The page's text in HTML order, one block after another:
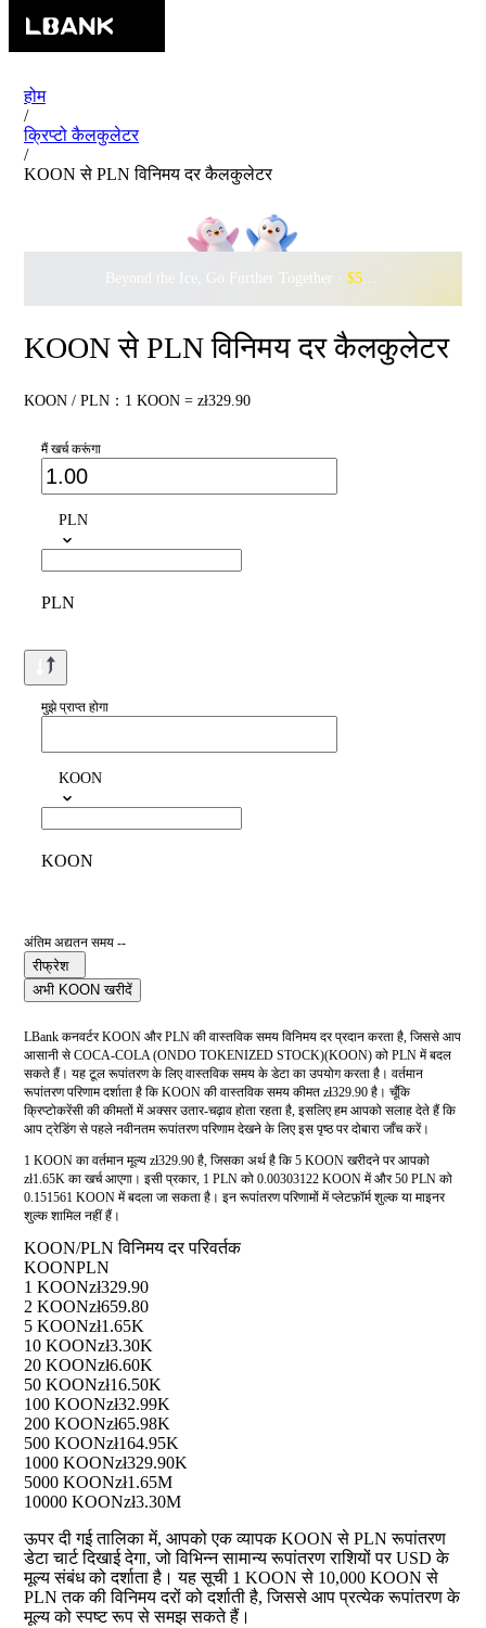
होम
/
क्रिप्टो कैलकुलेटर
/
KOON से PLN विनिमय दर कैलकुलेटर
Beyond the Ice, Go Further Together · $500,000
KOON से PLN विनिमय दर कैलकुलेटर
KOON / PLN：1 KOON = zł329.90
मैं खर्च करूंगा
PLN
PLN
मुझे प्राप्त होगा
KOON
KOON
अंतिम अद्यतन समय --
रीफ्रेश
अभी KOON खरीदें
LBank कनवर्टर KOON और PLN की वास्तविक समय विनिमय दर प्रदान करता है, जिससे आप
आसानी से COCA-COLA (ONDO TOKENIZED STOCK)(KOON) को PLN में बदल
सकते हैं। यह टूल रूपांतरण के लिए वास्तविक समय के डेटा का उपयोग करता है। वर्तमान
रूपांतरण परिणाम दर्शाता है कि KOON की वास्तविक समय कीमत zł329.90 है। चूँकि
क्रिप्टोकरेंसी की कीमतों में अक्सर उतार-चढ़ाव होता रहता है, इसलिए हम आपको सलाह देते हैं कि
आप ट्रेडिंग से पहले नवीनतम रूपांतरण परिणाम देखने के लिए इस पृष्ठ पर दोबारा जाँच करें।
1 KOON का वर्तमान मूल्य zł329.90 है, जिसका अर्थ है कि 5 KOON खरीदने पर आपको
zł1.65K का खर्च आएगा। इसी प्रकार, 1 PLN को 0.00303122 KOON में और 50 PLN को
0.151561 KOON में बदला जा सकता है। इन रूपांतरण परिणामों में प्लेटफ़ॉर्म शुल्क या माइनर
शुल्क शामिल नहीं हैं।
KOON/PLN विनिमय दर परिवर्तक
KOONPLN
1 KOONzł329.90
2 KOONzł659.80
5 KOONzł1.65K
10 KOONzł3.30K
20 KOONzł6.60K
50 KOONzł16.50K
100 KOONzł32.99K
200 KOONzł65.98K
500 KOONzł164.95K
1000 KOONzł329.90K
5000 KOONzł1.65M
10000 KOONzł3.30M
ऊपर दी गई तालिका में, आपको एक व्यापक KOON से PLN रूपांतरण
डेटा चार्ट दिखाई देगा, जो विभिन्न सामान्य रूपांतरण राशियों पर USD के
मूल्य संबंध को दर्शाता है। यह सूची 1 KOON से 10,000 KOON से
PLN तक की विनिमय दरों को दर्शाती है, जिससे आप प्रत्येक रूपांतरण के
मूल्य को स्पष्ट रूप से समझ सकते हैं।